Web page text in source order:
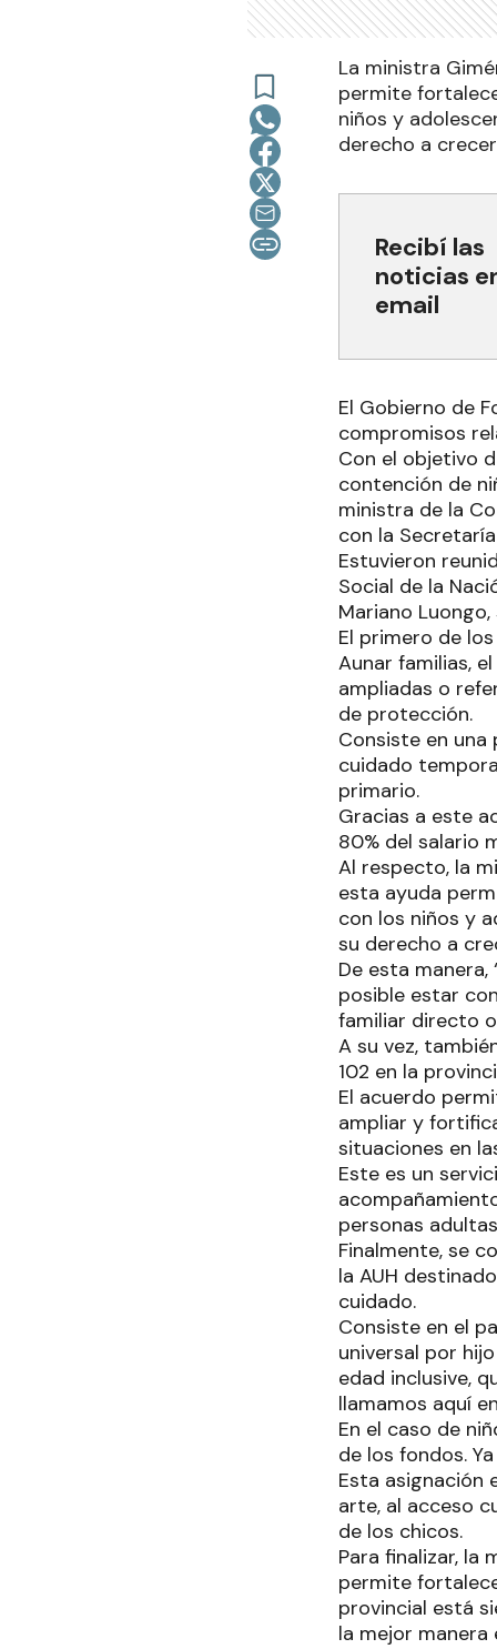
La ministra
permite
niños y
derecho a
Recibí las
noticias
email
El Gobierno de
compromisos
Con el objetivo
contención de
ministra de la
con la
Estuvieron
Social de la
Mariano
El primero de
Aunar familias,
ampliadas o
de protección.
Consiste en
cuidado
primario.
Gracias a este
80% del salario
Al respecto, la
esta ayuda
con los niños y
su derecho a
De esta
posible estar
familiar directo
A su vez,
102 en la
El acuerdo
ampliar y
situaciones en
Este es un
personas
Finalmente, se
la AUH
cuidado.
Consiste en el
universal por
edad inclusive,
llamamos aquí
En el caso de
de los fondos.
Esta asignación
arte, al acceso
de los chicos.
Para finalizar, la
permite
provincial está
la mejor manera